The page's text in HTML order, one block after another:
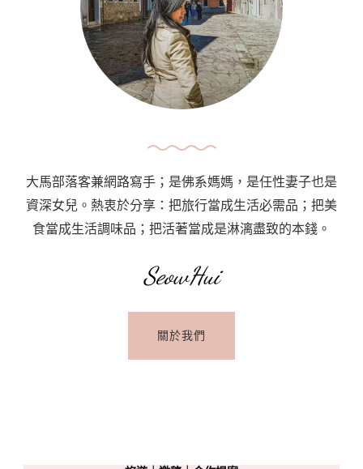
Home
Made
Crispy
Tofu
Croquettes
大馬部落客兼網路寫手；是佛系媽媽，是任性妻子也是
資深女兒。熱衷於分享：把旅行當成生活必需品；把美
食當成生活調味品；把活著當成是淋漓盡致的本錢。
SeowHui
關於我們